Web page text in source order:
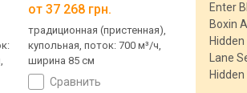
от 37 268 грн.
традиционная (пристенная),
купольная, поток: 700 м³/ч,
ширина 85 см
сравнить
от 5 999
1000 м³/ч,
Enter
Boxin
Lane